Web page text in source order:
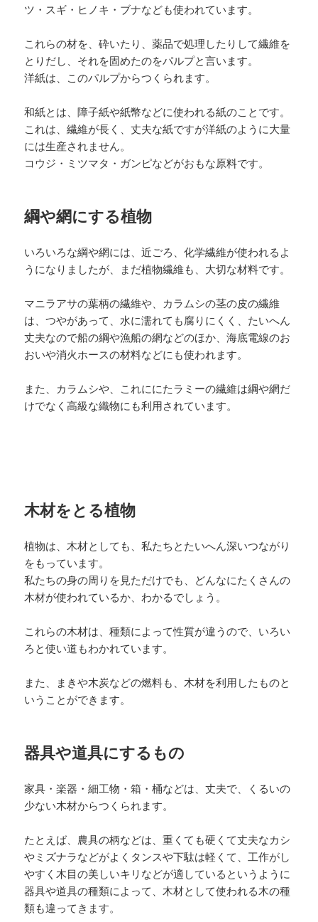
ツ・スギ・ヒノキ・ブナなども使われています。
これらの材を、砕いたり、薬品で処理したりして繊維を
とりだし、それを固めたのをパルプと言います。
洋紙は、このパルプからつくられます。
和紙とは、障子紙や紙幣などに使われる紙のことです。
これは、繊維が長く、丈夫な紙ですが洋紙のように大量
には生産されません。
コウジ・ミツマタ・ガンピなどがおもな原料です。
綱や網にする植物
いろいろな綱や網には、近ごろ、化学繊維が使われるよ
うになりましたが、まだ植物繊維も、大切な材料です。
マニラアサの葉柄の繊維や、カラムシの茎の皮の繊維
は、つやがあって、水に濡れても腐りにくく、たいへん
丈夫なので船の綱や漁船の網などのほか、海底電線のお
おいや消火ホースの材料などにも使われます。
また、カラムシや、これににたラミーの繊維は綱や網だ
けでなく高級な織物にも利用されています。
木材をとる植物
植物は、木材としても、私たちとたいへん深いつながり
をもっています。
私たちの身の周りを見ただけでも、どんなにたくさんの
木材が使われているか、わかるでしょう。
これらの木材は、種類によって性質が違うので、いろい
ろと使い道もわかれています。
また、まきや木炭などの燃料も、木材を利用したものと
いうことができます。
器具や道具にするもの
家具・楽器・細工物・箱・桶などは、丈夫で、くるいの
少ない木材からつくられます。
たとえば、農具の柄などは、重くても硬くて丈夫なカシ
やミズナラなどがよくタンスや下駄は軽くて、工作がし
やすく木目の美しいキリなどが適しているというように
器具や道具の種類によって、木材として使われる木の種
類も違ってきます。